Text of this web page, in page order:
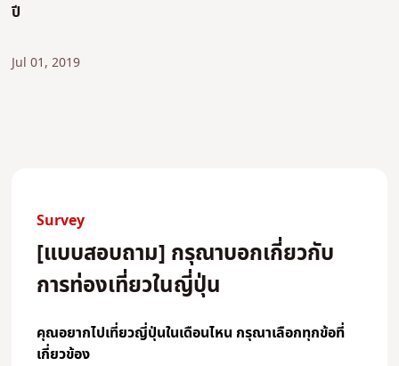
ปี
Jul 01, 2019
Survey
[แบบสอบถาม] กรุณาบอกเกี่ยวกับ
การท่องเที่ยวในญี่ปุ่น
คุณอยากไปเที่ยวญี่ปุ่นในเดือนไหน กรุณาเลือกทุกข้อที่
เกี่ยวข้อง